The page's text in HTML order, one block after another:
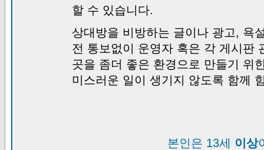
할 수 있습니다.
상대방을 비방하는 글이나 광고, 욕
전 통보없이 운영자 혹은 각 게시판
곳을 좀더 좋은 환경으로 만들기 위
미스러운 일이 생기지 않도록 함께
본인은 13세 이상